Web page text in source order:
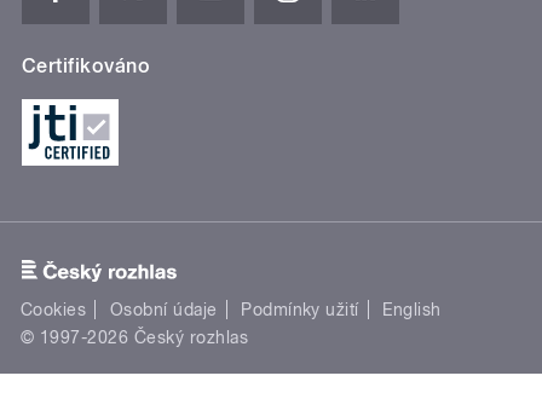
Certifikováno
Cookies Osobní údaje Podmínky užití
English
© 1997-2026 Český rozhlas